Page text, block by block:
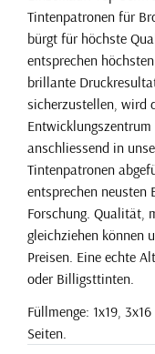
Tintenpatronen für
bürgt für höchste
entsprechen
brillante
sicherzustellen, wird
anschliessend in
Tintenpatronen
entsprechen neusten
Forschung. Qualität,
gleichziehen können
Preisen. Eine echte
oder Billigsttinten.
Füllmenge: 1x19,
Seiten.